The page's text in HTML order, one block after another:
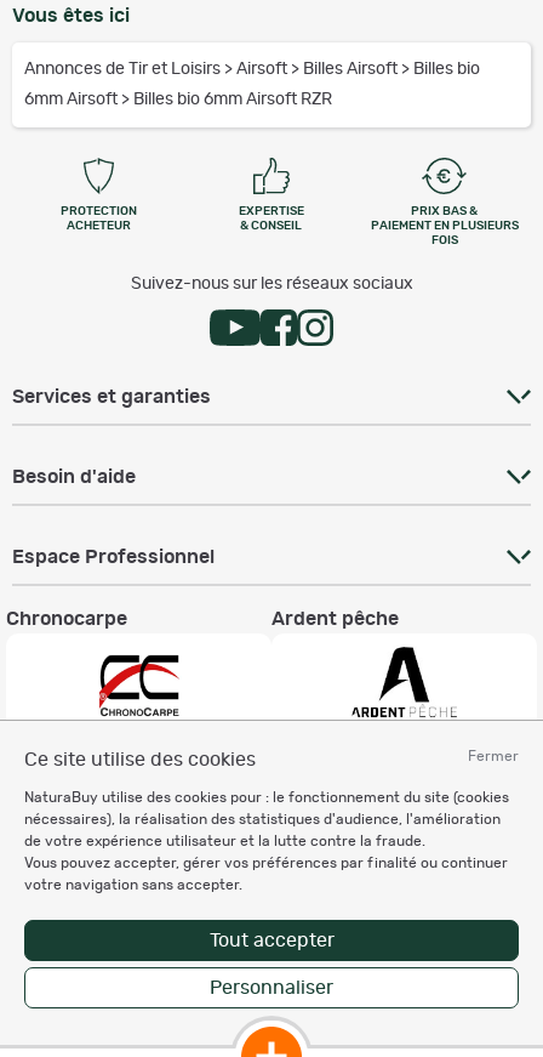
Fermer
Ce site utilise des cookies
NaturaBuy utilise des cookies pour : le fonctionnement du site (cookies
nécessaires), la réalisation des statistiques d'audience, l'amélioration
de votre expérience utilisateur et la lutte contre la fraude.
Vous pouvez accepter, gérer vos préférences par finalité ou continuer
votre navigation sans accepter.
Tout accepter
Personnaliser
Vous êtes ici
Annonces de Tir et Loisirs > Airsoft > Billes Airsoft > Billes bio
6mm Airsoft > Billes bio 6mm Airsoft RZR
PROTECTION
ACHETEUR
EXPERTISE
& CONSEIL
PRIX BAS &
PAIEMENT EN PLUSIEURS
FOIS
Suivez-nous sur les réseaux sociaux
Services et garanties
Besoin d'aide
Espace Professionnel
Chronocarpe Ardent pêche
Charte éthique
Mentions légales
Règlement & Conditions d'utilisation
Politique de protection
des données personnelles
Personnalisation des cookies
Copyright © 2007-2026 NaturaBuy. Tous droits réservés. N°CNIL: 1239459.
Les marques commerciales mentionnées appartiennent à leurs propriétaires
respectifs in 0.033 s